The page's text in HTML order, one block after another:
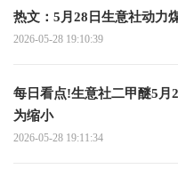
热文：5月28日生意社动力
2026-05-28 19:10:39
每日看点!生意社二甲醚5月
为缩小
2026-05-28 19:11:34